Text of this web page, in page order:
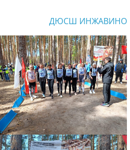
ДЮСШ ИНЖАВИНО